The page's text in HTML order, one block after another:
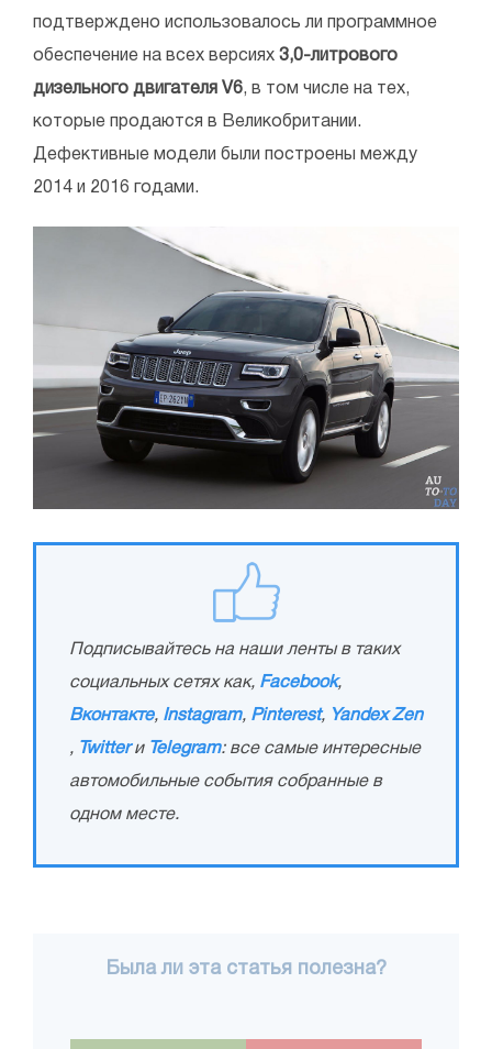
подтверждено использовалось ли программное
обеспечение на всех версиях 3,0-литрового
дизельного двигателя V6, в том числе на тех,
которые продаются в Великобритании.
Дефективные модели были построены между
2014 и 2016 годами.
Подписывайтесь на наши ленты в таких
социальных сетях как, Facebook,
Вконтакте, Instagram, Pinterest, Yandex Zen
, Twitterи Telegram: все самые интересные
автомобильные события собранные в
одном месте.
Была ли эта статья полезна?